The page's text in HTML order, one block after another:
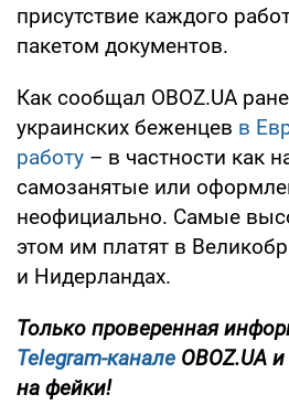
присутствие каждого
пакетом документов.
Как сообщал OBOZ.UA
украинских беженцев в
работу – в частности как
самозанятые или
неофициально. Самые
этом им платят в
и Нидерландах.
Только проверенная
Telegram-канале OBOZ.UA и
на фейки!